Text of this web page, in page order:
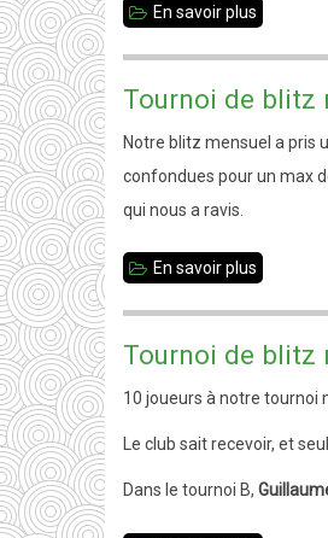
En savoir plus
2017.
Dates
à
Tournoi de blitz
Notre blitz mensuel a pris
confondues pour un max
qui nous a ravis.
En savoir plus
blitz
n°
12
Tournoi de blitz
10 joueurs à notre tournoi
Le club sait recevoir, et seul
Dans le tournoi B,